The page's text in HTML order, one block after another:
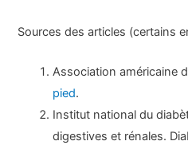
Sources des articles (certains
Association américaine
pied.
Institut national du
digestives et rénales.